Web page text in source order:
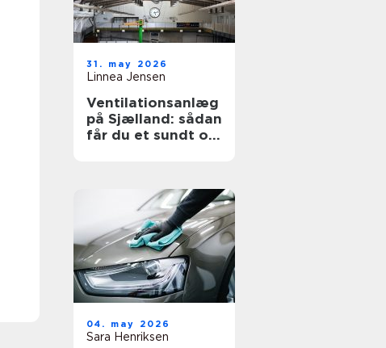
31. may 2026
Linnea Jensen
Ventilationsanlæg
på Sjælland: sådan
får du et sundt og
04. may 2026
Sara Henriksen